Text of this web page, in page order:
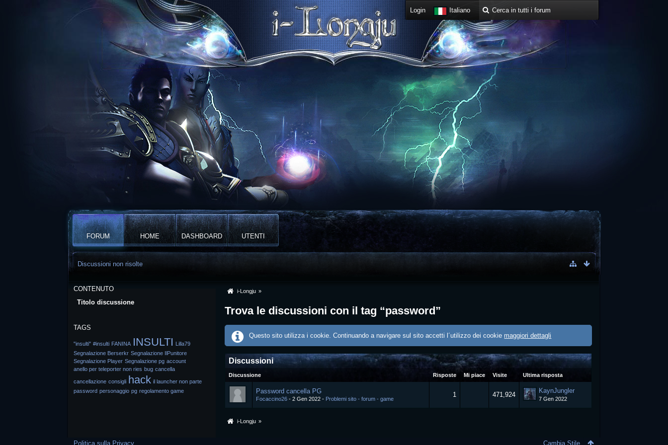
Login Italiano
FORUM HOME DASHBOARD UTENTI
Discussioni non risolte
CONTENUTO
Titolo discussione
TAGS
"insulti" #insulti FANINA INSULTI Lilla79
Segnalazione Berserkr Segnalazione IlPunitore
Segnalazione Player Segnalazione pg account
anello per teleporter non ries bug cancella
cancellazione consigli hack
il launcher non parte
password personaggio pg regolamento game
i-Longju »
Trova le discussioni con il tag “password”
Questo sito utilizza i cookie. Continuando a navigare sul sito accetti l´utilizzo dei cookie maggiori dettagli
Discussioni
Discussione Risposte Mi piace Visite Ultima risposta
Password cancella PG
Focaccino26 2 Gen 2022 Problemi sito - forum - game
1 471,924
KaynJungler
7 Gen 2022
i-Longju »
Politica sulla Privacy Cambia Stile